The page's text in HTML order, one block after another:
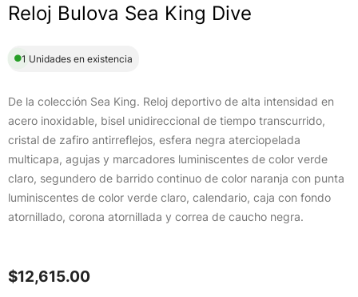
Reloj Bulova Sea King Dive
1 Unidades en existencia
De la colección Sea King. Reloj deportivo de alta intensidad en
acero inoxidable, bisel unidireccional de tiempo transcurrido,
cristal de zafiro antirreflejos, esfera negra aterciopelada
multicapa, agujas y marcadores luminiscentes de color verde
claro, segundero de barrido continuo de color naranja con punta
luminiscentes de color verde claro, calendario, caja con fondo
atornillado, corona atornillada y correa de caucho negra.
$12,615.00